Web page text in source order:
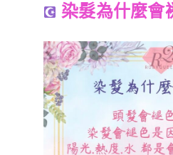
染髮為什麼會